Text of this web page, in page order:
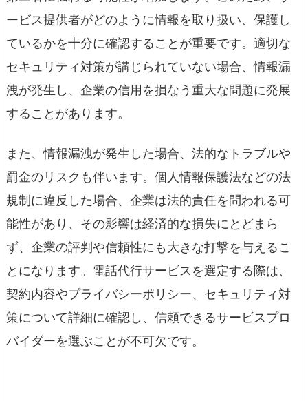
ービス提供者がどのように情報を取り扱い、保護し
ているかを十分に確認することが重要です。適切な
セキュリティ対策が講じられていない場合、情報漏
洩が発生し、企業の信用を損なう重大な問題に発展
することがあります。
また、情報漏洩が発生した場合、法的なトラブルや
罰金のリスクも伴います。個人情報保護法などの法
規制に違反した場合、企業は法的責任を問われる可
能性があり、その影響は経済的な損失にとどまら
ず、企業の評判や信頼性にも大きな打撃を与えるこ
とになります。電話代行サービスを選定する際は、
契約内容やプライバシーポリシー、セキュリティ対
策について詳細に確認し、信頼できるサービスプロ
バイダーを選ぶことが不可欠です。